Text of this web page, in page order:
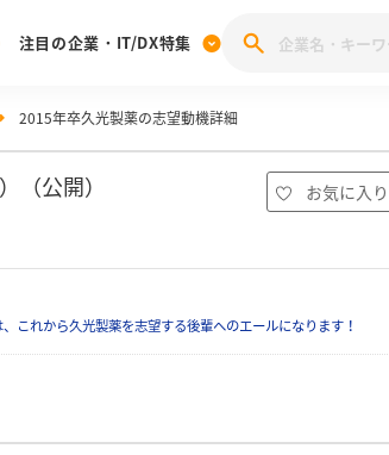
卒] 本選考体験記投稿キャンペーン
みんなのDX企業就職ブランド調査
注目の企業・IT/DX特集
2015年卒久光製薬の志望動機詳細
（公開） お気に入り
これから久光製薬を志望する後輩へのエールになります！